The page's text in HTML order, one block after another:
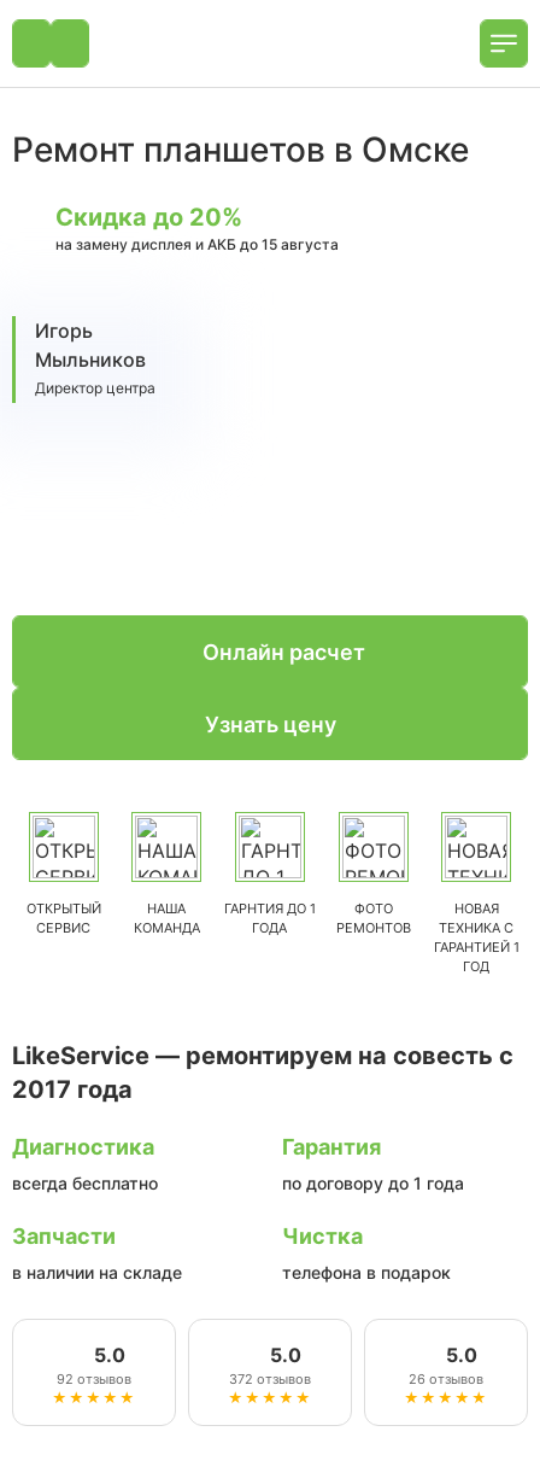
Ремонт планшетов в Омске
Скидка до 20%
на замену дисплея и АКБ до 15 августа
Игорь
Мыльников
Директор центра
Онлайн расчет
Узнать цену
ОТКРЫТЫЙ
СЕРВИС
НАША
КОМАНДА
ГАРНТИЯ ДО 1
ГОДА
ФОТО
РЕМОНТОВ
НОВАЯ
ТЕХНИКА С
ГАРАНТИЕЙ 1
ГОД
LikeService — ремонтируем на совесть с
2017 года
Диагностика
всегда бесплатно
Гарантия
по договору до 1 года
Запчасти
в наличии на складе
Чистка
телефона в подарок
5.0
92 отзывов
★★★★★
5.0
372 отзывов
★★★★★
5.0
26 отзывов
★★★★★